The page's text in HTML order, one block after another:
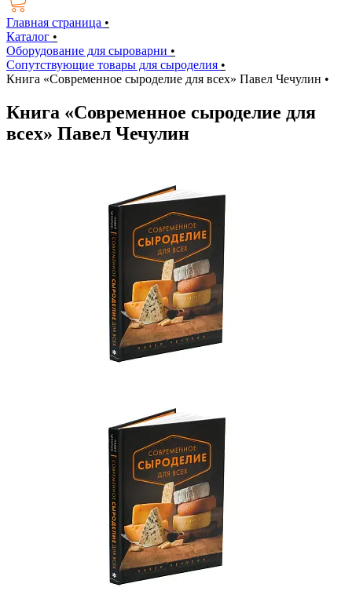
Главная страница •
Каталог •
Оборудование для сыроварни •
Сопутствующие товары для сыроделия •
Книга «Современное сыроделие для всех» Павел Чечулин •
Книга «Современное сыроделие для
всех» Павел Чечулин